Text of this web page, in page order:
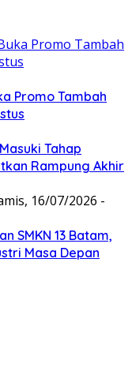
Promo Tambah
Tahap
Rampung Akhir
16/07/2026 -
SMKN 13 Batam,
Masa Depan